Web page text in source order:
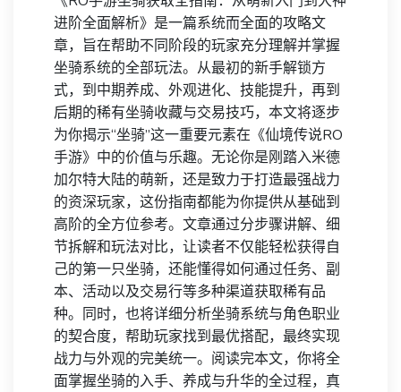
进阶全面解析》是一篇系统而全面的攻略文
章，旨在帮助不同阶段的玩家充分理解并掌握
坐骑系统的全部玩法。从最初的新手解锁方
式，到中期养成、外观进化、技能提升，再到
后期的稀有坐骑收藏与交易技巧，本文将逐步
为你揭示“坐骑”这一重要元素在《仙境传说RO
手游》中的价值与乐趣。无论你是刚踏入米德
加尔特大陆的萌新，还是致力于打造最强战力
的资深玩家，这份指南都能为你提供从基础到
高阶的全方位参考。文章通过分步骤讲解、细
节拆解和玩法对比，让读者不仅能轻松获得自
己的第一只坐骑，还能懂得如何通过任务、副
本、活动以及交易行等多种渠道获取稀有品
种。同时，也将详细分析坐骑系统与角色职业
的契合度，帮助玩家找到最优搭配，最终实现
战力与外观的完美统一。阅读完本文，你将全
面掌握坐骑的入手、养成与升华的全过程，真